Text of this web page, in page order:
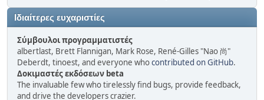
Ιδιαίτερες ευχαριστίες
Σύμβουλοι προγραμματιστές
albertlast, Brett Flannigan, Mark Rose, René-Gilles "Nao 尚"
Deberdt, tinoest, and everyone whocontributed on GitHub.
Δοκιμαστές εκδόσεων beta
The invaluable few who tirelessly find bugs, provide feedback,
and drive the developers crazier.